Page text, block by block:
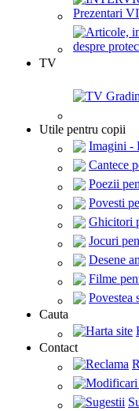
TV
Utile pentru copii
Imagini -
Cantece
Poezii
Povesti
Ghicitori
Jocuri
Desene
Filme
Povestea
Cauta
Contact